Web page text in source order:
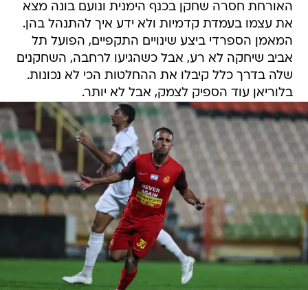
האורחת חסרה שחקן בכנף הימנית ונועם בונה מצא
את עצמו בעמדת קדמיות ולא ידע איך להתנהל בהן.
המאמן הספרדי ביצע שינויים התקפיים, הפועל תל
אביב שיחקה לא רע, אבל כשהגיעו לרחבה, השחקנים
שלה בדרך כלל קיבלו את ההחלטות הכי לא נכונות.
בלוריאן עוד הספיק לצמק, אבל לא יותר.